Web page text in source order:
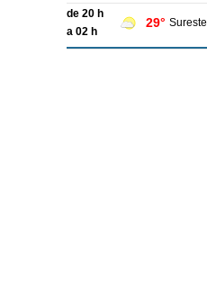
de 20 h
a 02 h
29° Sureste